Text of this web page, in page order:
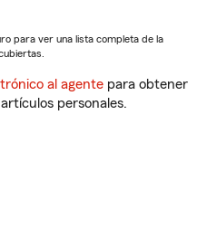
para ver una lista completa de la
al agente para obtener
personales.